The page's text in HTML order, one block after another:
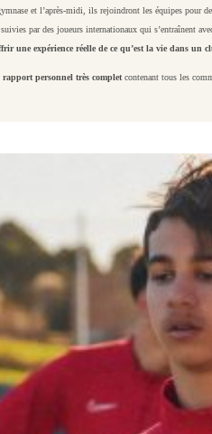
et l’après-midi, ils rejoindront les équipes pour
par des joueurs internationaux qui s’entraînent
une expérience réelle de ce qu’est la vie dans un
rapport personnel très completcontenant tous les